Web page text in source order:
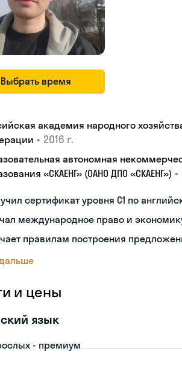
Выбрать время
академия народного
• 2016 г.
автономная
«СКАЕНГ» (ОАНО ДПО «СКАЕНГ») •
сертификат уровня С1 по
международное право и
правилам построения
и цены
язык
- премиум